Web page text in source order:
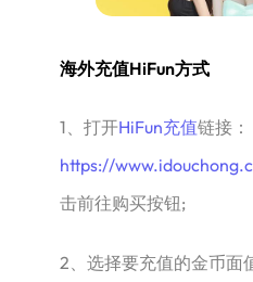
海外充值HiFun方式
1、打开HiFun充值链接：
https://
击前往购买按钮;
2、选择要充值的金币面